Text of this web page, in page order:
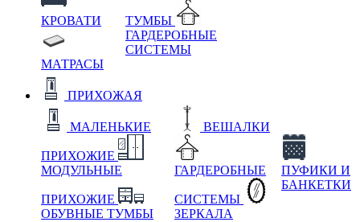
КРОВАТИ
МАТРАСЫ
ТУМБЫ
ГАРДЕРОБНЫЕ
СИСТЕМЫ
ПРИХОЖАЯ
МАЛЕНЬКИЕ
ПРИХОЖИЕ
МОДУЛЬНЫЕ
ПРИХОЖИЕ
ОБУВНЫЕ ТУМБЫ
ВЕШАЛКИ
ГАРДЕРОБНЫЕ
СИСТЕМЫ
ЗЕРКАЛА
ПУФИКИ И
БАНКЕТКИ